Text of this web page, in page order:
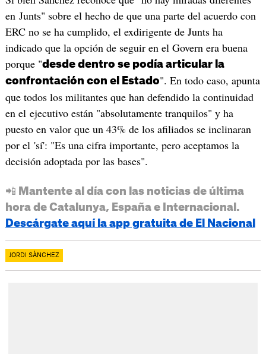
en Junts" sobre el hecho de que una parte del acuerdo con
ERC no se ha cumplido, el exdirigente de Junts ha
indicado que la opción de seguir en el Govern era buena
porque "desde dentro se podía articular la
confrontación con el Estado". En todo caso, apunta
que todos los militantes que han defendido la continuidad
en el ejecutivo están "absolutamente tranquilos" y ha
puesto en valor que un 43% de los afiliados se inclinaran
por el 'sí': "Es una cifra importante, pero aceptamos la
decisión adoptada por las bases".
📲 Mantente al día con las noticias de última
hora de Catalunya, España e Internacional.
Descárgate aquí la app gratuita de El Nacional
JORDI SÀNCHEZ